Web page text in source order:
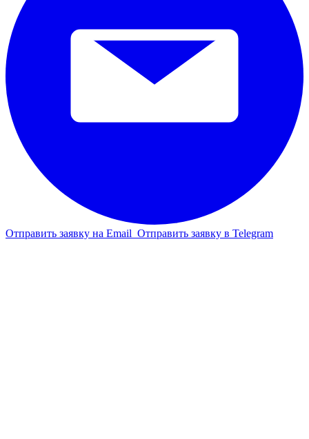
Отправить заявку на Email Отправить заявку в Telegram